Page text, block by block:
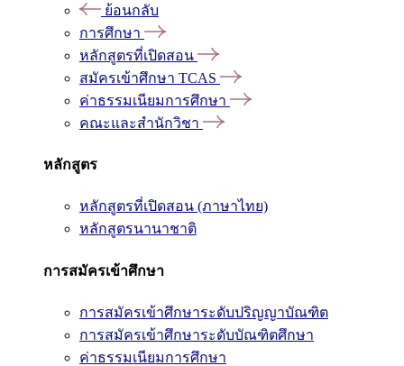
ย้อนกลับ
การศึกษา
หลักสูตรที่เปิดสอน
สมัครเข้าศึกษา TCAS
ค่าธรรมเนียมการศึกษา
คณะและสำนักวิชา
หลักสูตร
หลักสูตรที่เปิดสอน (ภาษาไทย)
หลักสูตรนานาชาติ
การสมัครเข้าศึกษา
การสมัครเข้าศึกษาระดับปริญญาบัณฑิต
การสมัครเข้าศึกษาระดับบัณฑิตศึกษา
ค่าธรรมเนียมการศึกษา